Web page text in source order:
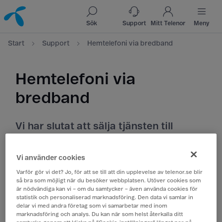
Till innehåll
Till sök
Sök Support Mitt Telenor Meny
Start Support Hemtelefoni via bredband
Hemtelefoni via
bredband
Vi har slutat att sälja tjänsten till
hemtelefoni via bredband kan
fortsätta använda tjänsten.
Guider för telefonsvarare
Vi använder cookies
Varför gör vi det? Jo, för att se till att din upplevelse av telenor.se blir
så bra som möjligt när du besöker webbplatsen. Utöver cookies som
är nödvändiga kan vi – om du samtycker – även använda cookies för
statistik och personaliserad marknadsföring. Den data vi samlar in
delar vi med andra företag som vi samarbetar med inom
marknadsföring och analys. Du kan när som helst återkalla ditt